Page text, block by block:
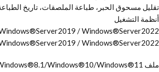
تقليل مسحوق الحبر، طباعة الملصقات، تاريخ
أنظمة التشغيل
/ Windows®Server2022
/ Windows®Server2022
ملف PPD: Windows®8.1/Windows®10/Windows®11